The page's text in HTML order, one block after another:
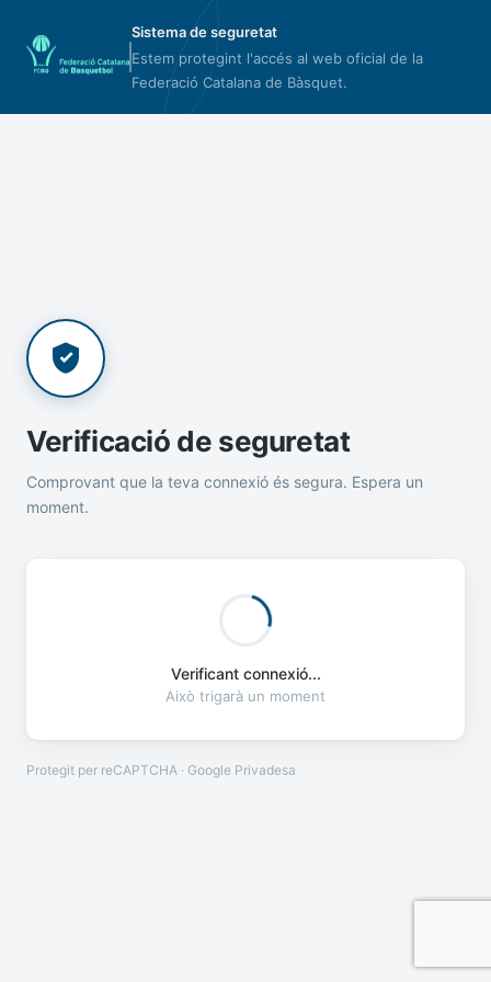
Sistema de seguretat
Estem protegint l'accés al web oficial de la
Federació Catalana de Bàsquet.
Verificació de seguretat
Comprovant que la teva connexió és segura. Espera un
moment.
Verificant connexió...
Això trigarà un moment
Protegit per reCAPTCHA · Google Privadesa